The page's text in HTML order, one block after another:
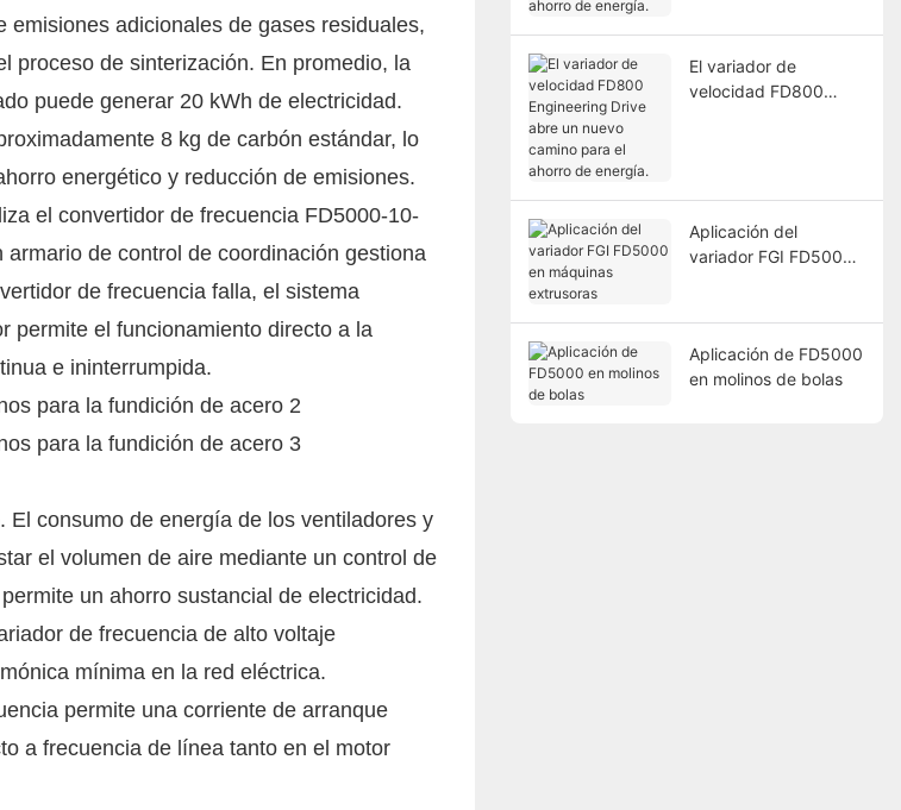
adicionales de gases residuales,
proceso de sinterización. En promedio, la
puede generar 20 kWh de electricidad.
8 kg de carbón estándar, lo
energético y reducción de emisiones.
el convertidor de frecuencia FD5000-10-
de control de coordinación gestiona
de frecuencia falla, el sistema
permite el funcionamiento directo a la
e ininterrumpida.
El consumo de energía de los ventiladores y
el volumen de aire mediante un control de
un ahorro sustancial de electricidad.
de frecuencia de alto voltaje
mínima en la red eléctrica.
permite una corriente de arranque
a frecuencia de línea tanto en el motor
El variador de
velocidad FD800
Aplicación del
variador FGI FD5000
Aplicación de FD5000
en molinos de bolas